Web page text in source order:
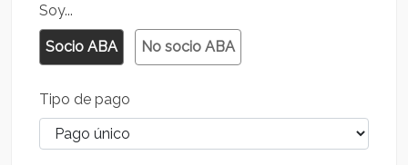
Soy...
Socio ABA No socio ABA
Tipo de pago